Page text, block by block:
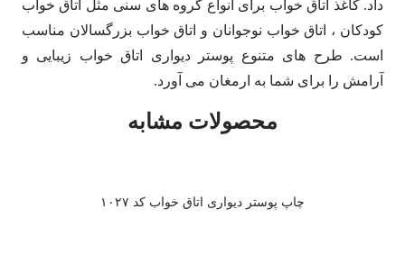
داد. کاغذ اتاق خواب برای انواع گروه های سنی مثل اتاق خواب
کودکان ، اتاق خواب نوجوانان و اتاق خواب بزرگسالان مناسب
است. طرح های متنوع پوستر دیواری اتاق خواب زیبایی و
آرامش را برای شما به ارمغان می آورد.
محصولات مشابه
چاپ پوستر دیواری اتاق خواب کد ۱۰۲۷